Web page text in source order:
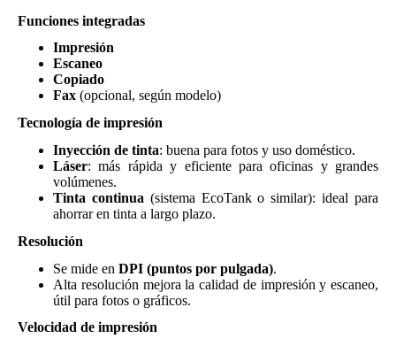
Funciones integradas
Impresión
Escaneo
Copiado
Fax (opcional, según modelo)
Tecnología de impresión
Inyección de tinta: buena para fotos y uso doméstico.
Láser: más rápida y eficiente para oficinas y grandes
volúmenes.
Tinta continua (sistema EcoTank o similar): ideal para
ahorrar en tinta a largo plazo.
Resolución
Se mide en DPI (puntos por pulgada).
Alta resolución mejora la calidad de impresión y escaneo,
útil para fotos o gráficos.
Velocidad de impresión